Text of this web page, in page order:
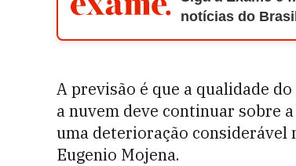
notícias do
A previsão é que a qualidade
a nuvem deve continuar sobre
uma deterioração considerável
Eugenio Mojena.